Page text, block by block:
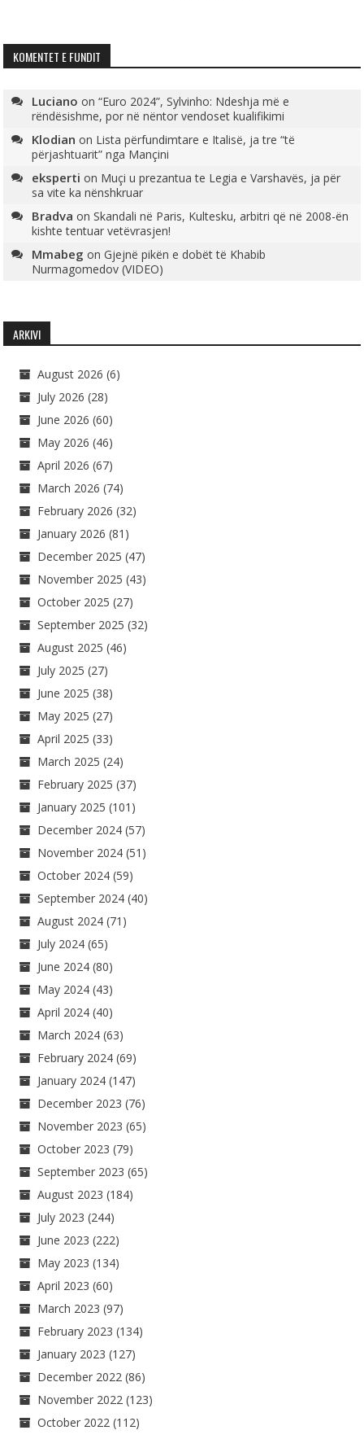
KOMENTET E FUNDIT
Luciano on“Euro 2024”, Sylvinho: Ndeshja më e
rëndësishme, por në nëntor vendoset kualifikimi
Klodian on Lista përfundimtare e Italisë, ja tre “të
përjashtuarit” nga Mançini
eksperti on Muçi u prezantua te Legia e Varshavës, ja për
sa vite ka nënshkruar
Bradva onSkandali në Paris, Kultesku, arbitri që në 2008-ën
kishte tentuar vetëvrasjen!
Mmabeg onGjejnë pikën e dobët të Khabib
Nurmagomedov (VIDEO)
ARKIVI
August 2026 (6)
July 2026 (28)
June 2026 (60)
May 2026 (46)
April 2026 (67)
March 2026 (74)
February 2026 (32)
January 2026 (81)
December 2025 (47)
November 2025 (43)
October 2025 (27)
September 2025 (32)
August 2025 (46)
July 2025 (27)
June 2025 (38)
May 2025 (27)
April 2025 (33)
March 2025 (24)
February 2025 (37)
January 2025 (101)
December 2024 (57)
November 2024 (51)
October 2024 (59)
September 2024 (40)
August 2024 (71)
July 2024 (65)
June 2024 (80)
May 2024 (43)
April 2024 (40)
March 2024 (63)
February 2024 (69)
January 2024 (147)
December 2023 (76)
November 2023 (65)
October 2023 (79)
September 2023 (65)
August 2023 (184)
July 2023 (244)
June 2023 (222)
May 2023 (134)
April 2023 (60)
March 2023 (97)
February 2023 (134)
January 2023 (127)
December 2022 (86)
November 2022 (123)
October 2022 (112)